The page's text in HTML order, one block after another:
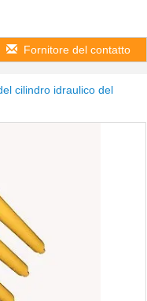
Fornitore del contatto
cilindro idraulico del